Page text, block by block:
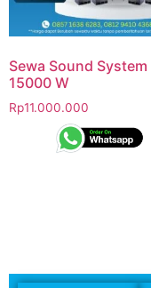
Sewa Sound System
15000 W
Rp11.000.000